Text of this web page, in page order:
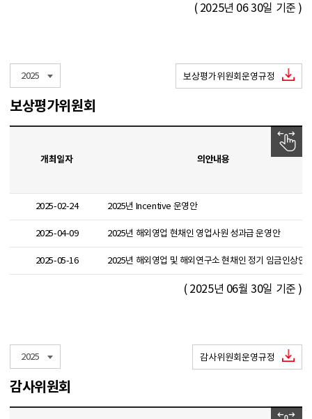
( 2025년 06 30일 기준 )
2025 보상평가위원회운영규정
보상평가위원회
개최일자 의안내용
2025-02-24 2025년 Incentive 운영안
2025-04-09 2025년 해외영업 현채인 영업사원 성과급 운영안
2025-05-16 2025년 해외영업 및 해외연구소 현채인 정기 임금인상안
( 2025년 06월 30일 기준 )
2025 감사위원회운영규정
감사위원회